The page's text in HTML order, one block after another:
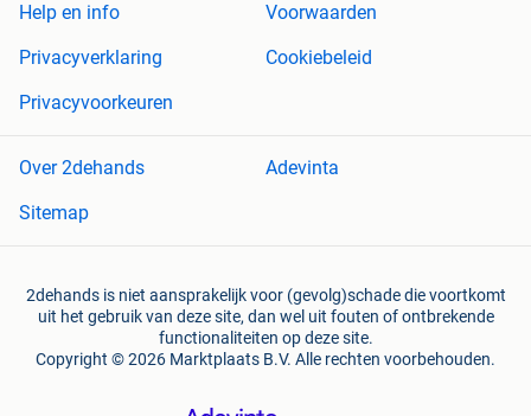
Help en info
Voorwaarden
Privacyverklaring
Cookiebeleid
Privacyvoorkeuren
Over 2dehands
Adevinta
Sitemap
2dehands is niet aansprakelijk voor (gevolg)schade die voortkomt
uit het gebruik van deze site, dan wel uit fouten of ontbrekende
functionaliteiten op deze site.
Copyright © 2026 Marktplaats B.V. Alle rechten voorbehouden.